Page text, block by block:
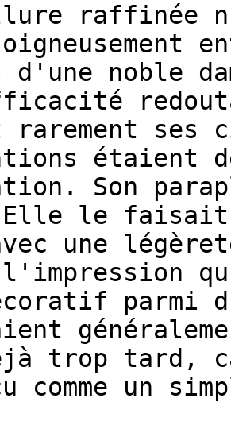
raffinée
d'une noble
ses
étaient
Son
Elle le faisait
une
l'impression
parmi
trop tard,
comme un